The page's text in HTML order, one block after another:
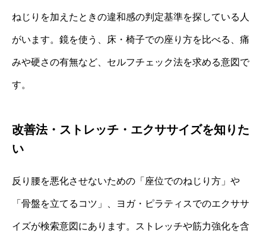
ねじりを加えたときの違和感の判定基準を探している人
がいます。鏡を使う、床・椅子での座り方を比べる、痛
みや硬さの有無など、セルフチェック法を求める意図で
す。
改善法・ストレッチ・エクササイズを知りた
い
反り腰を悪化させないための「座位でのねじり方」や
「骨盤を立てるコツ」、ヨガ・ピラティスでのエクササ
イズが検索意図にあります。ストレッチや筋力強化を含